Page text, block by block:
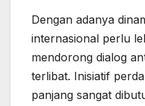
Dengan adanya
internasional perlu
mendorong dialog
terlibat. Inisiatif
panjang sangat